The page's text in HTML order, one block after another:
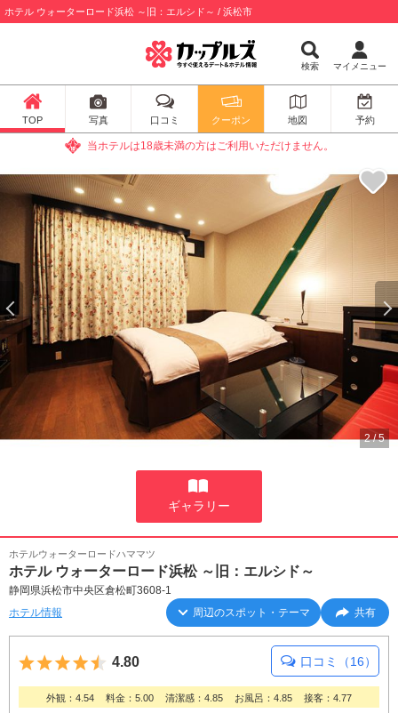
ホテル ウォーターロード浜松 ～旧：エルシド～ / 浜松市
検索 マイメニュー
TOP 写真 口コミ クーポン 地図 予約
当ホテルは18歳未満の方はご利用いただけません。
2/5
ギャラリー
ホテルウォーターロードハママツ
ホテル ウォーターロード浜松 ～旧：エルシド～
静岡県浜松市中央区倉松町3608-1
ホテル情報
周辺のスポット・テーマ 共有
5つ星のうち4.5
4.80 口コミ（16）
外観：4.54 料金：5.00 清潔感：4.85 お風呂：4.85 接客：4.77